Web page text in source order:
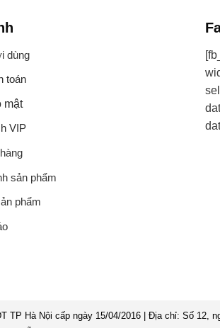
dùng
toán
mật
VIP
sản phẩm
phẩm
TP Hà Nội cấp ngày 15/04/2016 | Địa chỉ: Số 12,